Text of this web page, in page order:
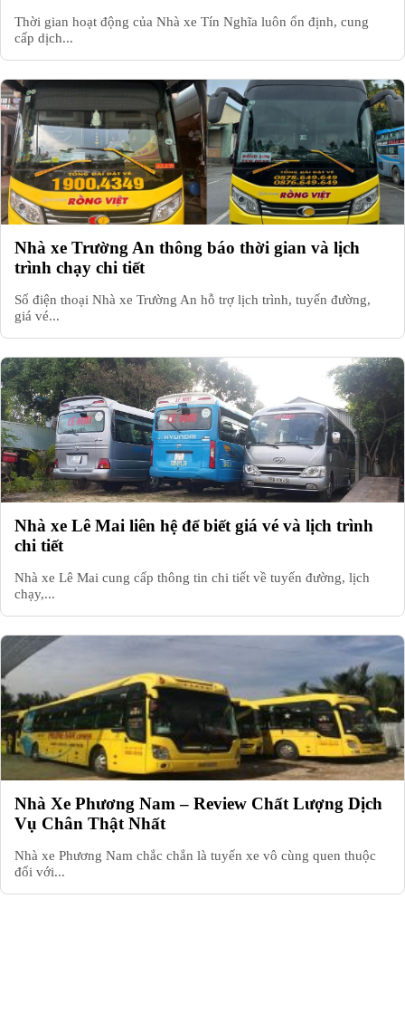
Thời gian hoạt động của Nhà xe Tín Nghĩa luôn ổn định, cung
cấp dịch...
Nhà xe Trường An thông báo thời gian và lịch
trình chạy chi tiết
Số điện thoại Nhà xe Trường An hỗ trợ lịch trình, tuyến đường,
giá vé...
Nhà xe Lê Mai liên hệ để biết giá vé và lịch trình
chi tiết
Nhà xe Lê Mai cung cấp thông tin chi tiết về tuyến đường, lịch
chạy,...
Nhà Xe Phương Nam – Review Chất Lượng Dịch
Vụ Chân Thật Nhất
Nhà xe Phương Nam chắc chắn là tuyến xe vô cùng quen thuộc
đối với...